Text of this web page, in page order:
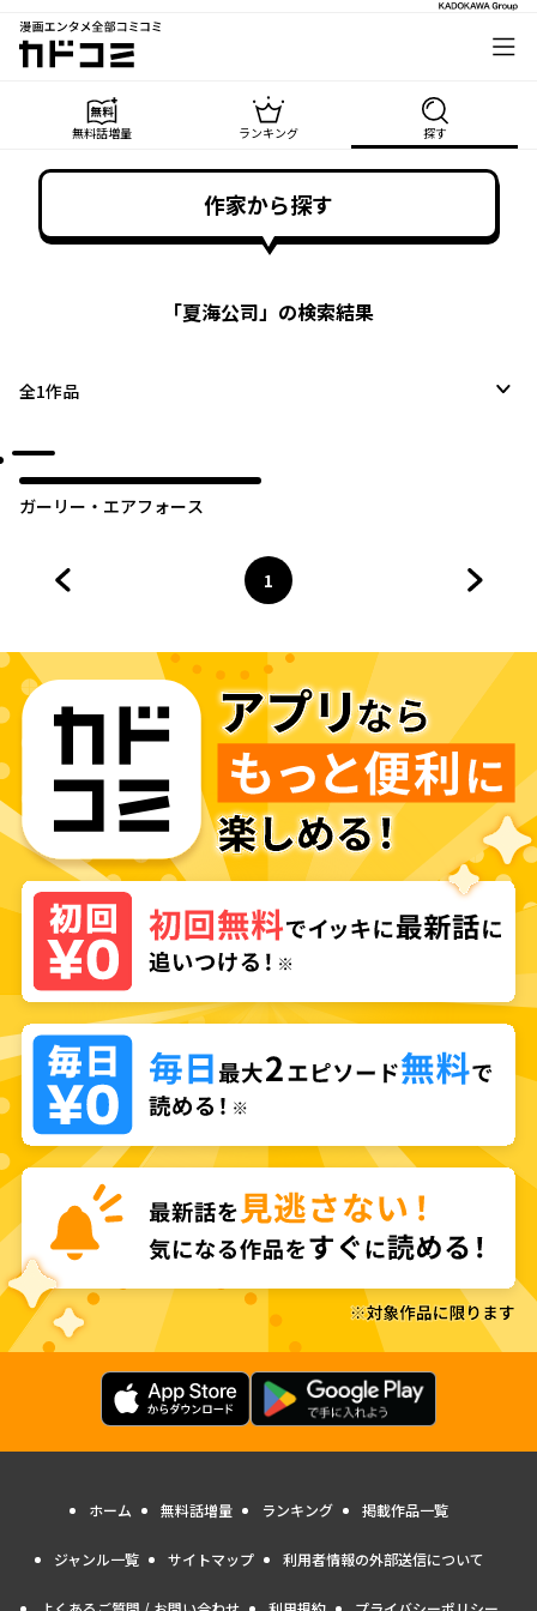
漫画エンタメ全部コミコミ
カドコミ
無料話増量 ランキング 探す
作家から探す
「夏海公司」の検索結果
全1作品
ガーリー・エアフォース
ページ
1
へ
ホーム 無料話増量 ランキング 掲載作品一覧
ジャンル一覧 サイトマップ 利用者情報の外部送信について